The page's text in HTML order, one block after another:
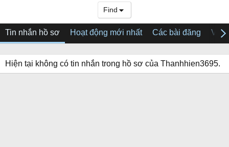
Find
Tin nhắn hồ sơ Hoạt động mới nhất Các bài đăng Về
Hiện tại không có tin nhắn trong hồ sơ của Thanhhien3695.